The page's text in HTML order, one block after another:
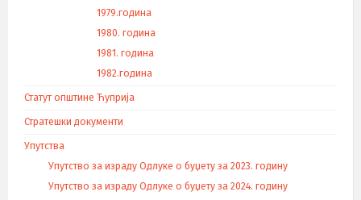
1979.година
1980. година
1981. година
1982.година
Статут општине Ћуприја
Стратешки документи
Упутства
Упутство за израду Одлуке о буџету за 2023. годину
Упутство за израду Одлуке о буџету за 2024. годину